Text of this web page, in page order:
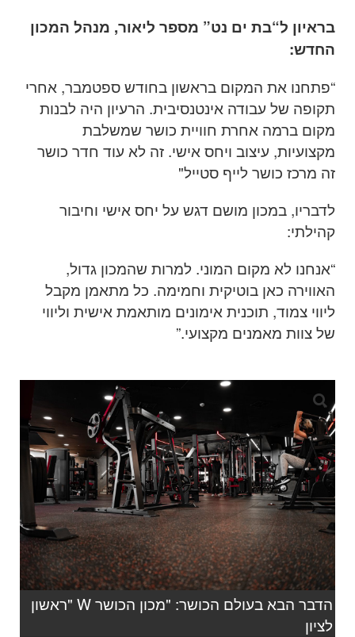
בראיון ל“בת ים נט” מספר ליאור, מנהל המכון
החדש:
“פתחנו את המקום בראשון בחודש ספטמבר, אחרי
תקופה של עבודה אינטנסיבית. הרעיון היה לבנות
מקום ברמה אחרת חוויית כושר שמשלבת
מקצועיות, עיצוב ויחס אישי. זה לא עוד חדר כושר
זה מרכז כושר לייף סטייל"
לדבריו, במכון מושם דגש על יחס אישי וחיבור
קהילתי:
“אנחנו לא מקום המוני. למרות שהמכון גדול,
האווירה כאן בוטיקית וחמימה. כל מתאמן מקבל
ליווי צמוד, תוכנית אימונים מותאמת אישית וליווי
של צוות מאמנים מקצועי.”
הדבר הבא בעולם הכושר: "מכון הכושר W "ראשון
לציון